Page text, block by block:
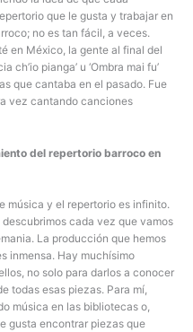
que le gusta y trabajar en
no es tan fácil, a veces.
en México, la gente al final del
pianga’ u ‘Ombra mai fu’
que cantaba en el pasado. Fue
vez cantando canciones
del repertorio barroco en
música y el repertorio es infinito.
cada vez que vamos
La producción que hemos
inmensa. Hay muchísimo
no solo para darlos a conocer
todas esas piezas. Para mí,
música en las bibliotecas o,
gusta encontrar piezas que